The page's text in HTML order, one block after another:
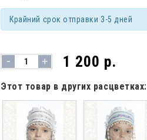
Крайний срок отправки 3-5 дней
- + 1 200 р.
Этот товар в других расцветках: